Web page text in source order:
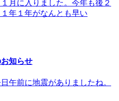
月に入りました。今年も後２
年１年がなんとも早い
知らせ
午前に地震がありましたね。